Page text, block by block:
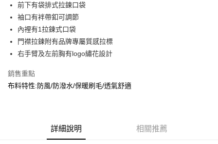
【關於「AFTEE先享後付」】
AFTEE先享後付是「在收到商品之後才付款」的支付方式。 讓您購物簡單
便利好安心！
１．簡單：不需註冊會員、不需綁卡、不需儲值。
２．便利：只要手機號碼，簡訊認證，即可結帳。
１．於結帳方式選擇「AFTEE先享後付」後，將跳轉至「AFTEE先享後付」
結帳頁面，進行簡訊認證並確認金額後，即可完成結帳。
購買商品的店家。未經商家同意取消之訂單仍視為有效，需透過AFTEE先享
運送方式
全家取貨付款
每筆NT$60，滿NT$2,000(含以上)免運費
每筆NT$60，滿NT$2,000(含以上)免運費
每筆NT$100，滿NT$3,000(含以上)免運費
前下有袋排式拉鍊口袋
袖口有袢帶釦可調節
內裡有1拉鍊式口袋
門襟拉鍊附有品牌專屬質感拉標
右手臂及左前胸有logo繡花設計
銷售重點
布料特性:防風/防潑水/保暖刷毛/透氣舒適
詳細說明 相關推薦